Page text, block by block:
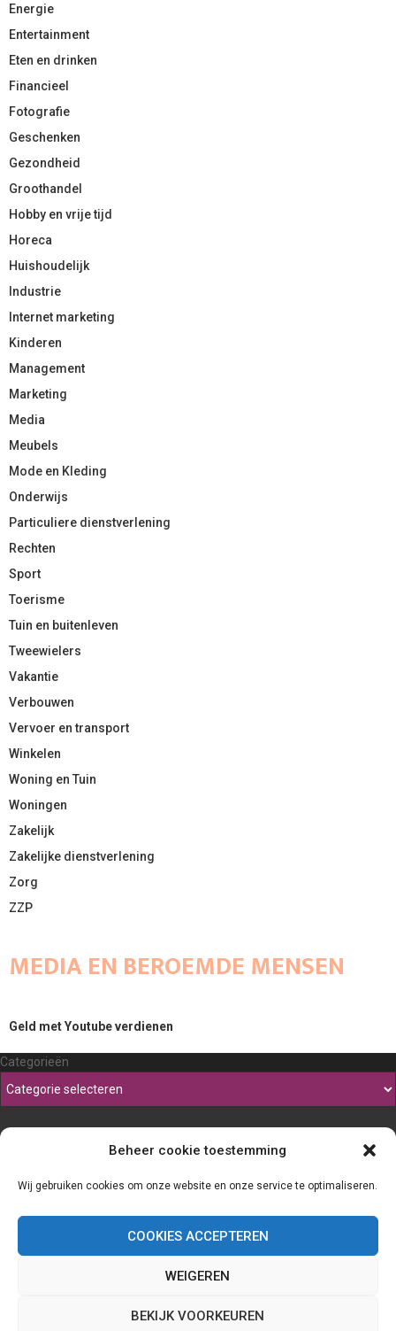
Beheer cookie toestemming
Wij gebruiken cookies om onze website en onze service te optimaliseren.
COOKIES ACCEPTEREN
WEIGEREN
BEKIJK VOORKEUREN
Energie
Entertainment
Eten en drinken
Financieel
Fotografie
Geschenken
Gezondheid
Groothandel
Hobby en vrije tijd
Horeca
Huishoudelijk
Industrie
Internet marketing
Kinderen
Management
Marketing
Media
Meubels
Mode en Kleding
Onderwijs
Particuliere dienstverlening
Rechten
Sport
Toerisme
Tuin en buitenleven
Tweewielers
Vakantie
Verbouwen
Vervoer en transport
Winkelen
Woning en Tuin
Woningen
Zakelijk
Zakelijke dienstverlening
Zorg
ZZP
MEDIA EN BEROEMDE MENSEN
Geld met Youtube verdienen
Categorieën
@2023 - www.Thefineliner.be. All Right Reserved.
Cookiebeleid (EU) Onze auteurs Partners